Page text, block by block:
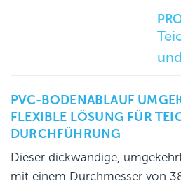
PVC-BODENABLAUF
FLEXIBLE LÖSUNG FÜR
DURCHFÜHRUNG
Dieser dickwandige,
mit einem Durchmesser von